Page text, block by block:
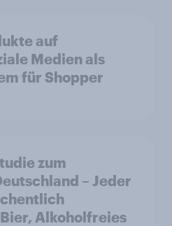
auf
Medien als
für Shopper
zum
– Jeder
Alkoholfreies